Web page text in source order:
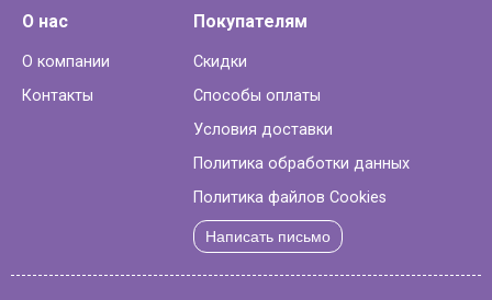
О нас
О компании
Контакты
Покупателям
Скидки
Способы оплаты
Условия доставки
Политика обработки данных
Политика файлов Cookies
Написать письмо